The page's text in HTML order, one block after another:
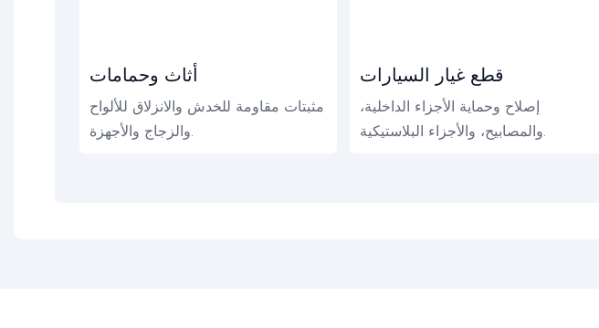
أثاث وحمامات
مثبتات مقاومة للخدش والانزلاق للألواح
قطع غيار السيارات
إصلاح وحماية الأجزاء الداخلية،